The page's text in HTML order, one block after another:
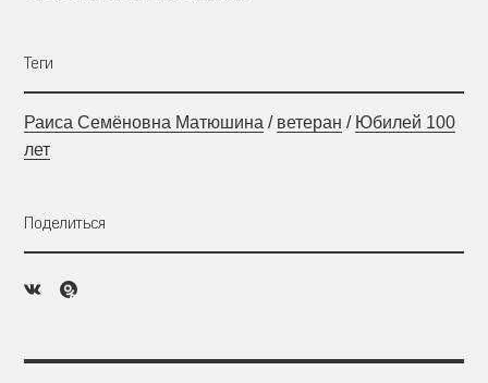
Теги
Раиса Семёновна Матюшина / ветеран / Юбилей 100
лет
Поделиться